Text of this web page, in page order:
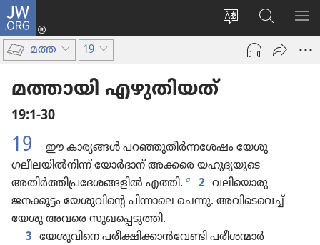
JW.ORG
സൈറ്റ്
ഭാഷ
മാറ്റുക
ലോഗ്
ഇൻ
(പുതിയ
പേജ്
തുറക്കുക)
JW.ORG
വെബ്‌​
സൈ​
മത്ത 19
മത്തായി എഴുതിയത്‌
19:1-30
19
ഈ കാര്യങ്ങൾ പറഞ്ഞുതീർന്നശേഷം യേശു
ഗലീലയിൽനിന്ന്‌ യോർദാന്‌ അക്കരെ യഹൂദ്യയുടെ
അതിർത്തിപ്രദേശങ്ങളിൽ എത്തി. a 2 വലിയൊരു
ജനക്കൂട്ടം യേശുവിന്റെ പിന്നാലെ ചെന്നു. അവിടെവെച്ച്‌
യേശു അവരെ സുഖപ്പെടുത്തി.
3 യേശുവിനെ പരീക്ഷിക്കാൻവേണ്ടി പരീശന്മാർ